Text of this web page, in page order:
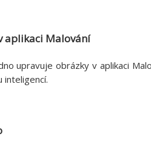
aplikaci Malování
upravuje obrázky v aplikaci
inteligencí.